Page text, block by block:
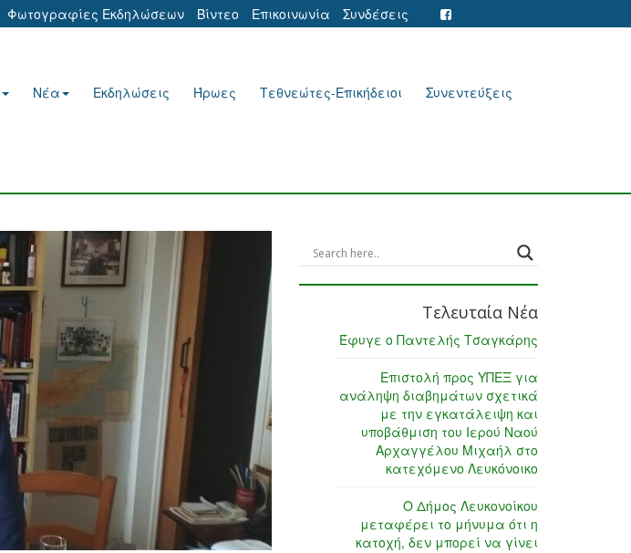
Φωτογραφίες Εκδηλώσεων Βίντεο Επικοινωνία Συνδέσεις
Νέα Εκδηλώσεις Ήρωες Τεθνεώτες-Επικήδειοι Συνεντεύξεις
Τελευταία Νέα
Έφυγε ο Παντελής Τσαγκάρης
Επιστολή προς ΥΠΕΞ για
ανάληψη διαβημάτων σχετικά
με την εγκατάλειψη και
υποβάθμιση του Ιερού Ναού
Αρχαγγέλου Μιχαήλ στο
κατεχόμενο Λευκόνοικο
Ο Δήμος Λευκονοίκου
μεταφέρει το μήνυμα ότι η
κατοχή, δεν μπορεί να γίνει